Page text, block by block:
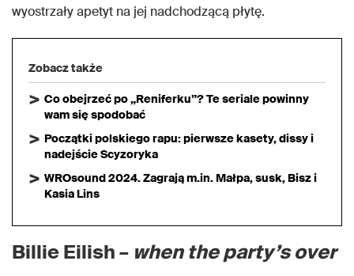
wyostrzały apetyt na jej nadchodzącą płytę.
Zobacz także
Co obejrzeć po „Reniferku”? Te seriale powinny
wam się spodobać
Początki polskiego rapu: pierwsze kasety, dissy i
nadejście Scyzoryka
WROsound 2024. Zagrają m.in. Małpa, susk, Bisz i
Kasia Lins
Billie Eilish – when the party’s over